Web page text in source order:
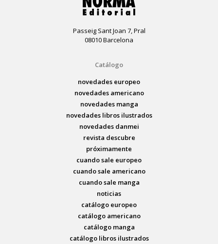
Passeig Sant Joan 7, Pral
08010 Barcelona
Catálogo
novedades europeo
novedades americano
novedades manga
novedades libros ilustrados
novedades danmei
revista descubre
próximamente
cuando sale europeo
cuando sale americano
cuando sale manga
noticias
catálogo europeo
catálogo americano
catálogo manga
catálogo libros ilustrados